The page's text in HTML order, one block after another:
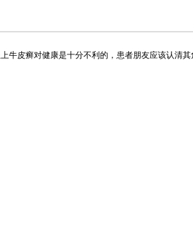
肖建华，成都银康银屑病...
皮癣对健康是十分不利的，患者朋友应该认清其